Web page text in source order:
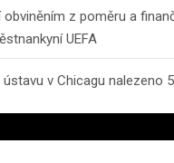
obviněním z poměru a
UEFA
v Chicagu nalezeno